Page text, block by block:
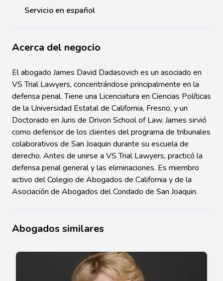
Servicio en español
Acerca del negocio
El abogado James David Dadasovich es un asociado en
VS Trial Lawyers, concentrándose principalmente en la
defensa penal. Tiene una Licenciatura en Ciencias Políticas
de la Universidad Estatal de California, Fresno, y un
Doctorado en Juris de Drivon School of Law. James sirvió
como defensor de los clientes del programa de tribunales
colaborativos de San Joaquin durante su escuela de
derecho. Antes de unirse a VS Trial Lawyers, practicó la
defensa penal general y las eliminaciones. Es miembro
activo del Colegio de Abogados de California y de la
Asociación de Abogados del Condado de San Joaquin.
Abogados similares